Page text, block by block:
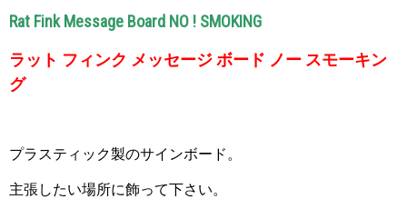
Rat Fink Message Board NO ! SMOKING
ラット フィンク メッセージ ボード ノー スモーキン
グ
プラスティック製のサインボード。
主張したい場所に飾って下さい。